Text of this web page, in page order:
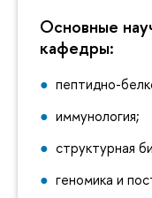
Основные
кафедры:
пептидно-
иммунология;
структурная
геномика и